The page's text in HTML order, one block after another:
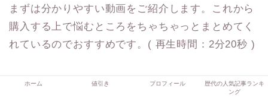
まずは分かりやすい動画をご紹介します。これから
購入する上で悩むところをちゃちゃっとまとめてく
れているのでおすすめです。( 再生時間：2分20秒 )
ホーム 値引き プロフィール
歴代の人気記事ランキ
ング